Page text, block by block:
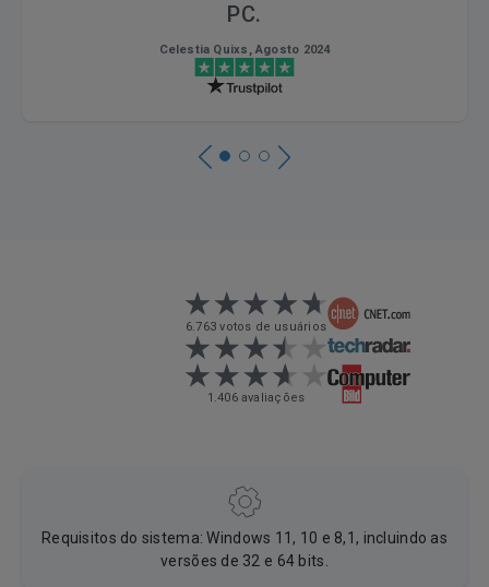
PC.
Celestia Quixs, Agosto 2024
6.763 votos de usuários
1.406 avaliações
Requisitos do sistema: Windows 11, 10 e 8,1, incluindo as
versões de 32 e 64 bits.